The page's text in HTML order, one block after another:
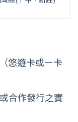
悠遊卡或ㄧ卡
合作發行之實